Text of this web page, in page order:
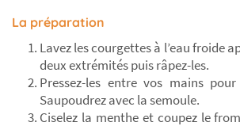
La préparation
Lavez les courgettes à l’eau froide
deux extrémités puis râpez-les.
Pressez-les entre vos mains
Saupoudrez avec la semoule.
Ciselez la menthe et coupez le